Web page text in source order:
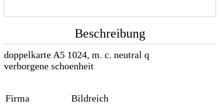
Beschreibung
doppelkarte A5 1024, m. c. neutral q
verborgene schoenheit
Firma Bildreich